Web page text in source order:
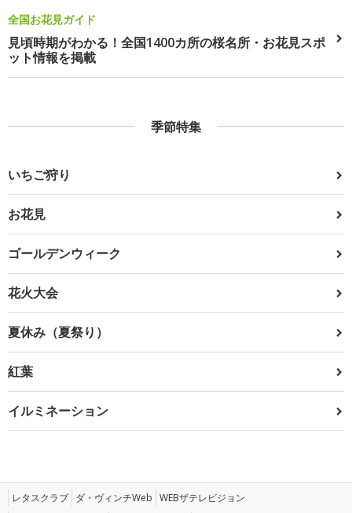
全国お花見ガイド
見頃時期がわかる！全国1400カ所の桜名所・お花見スポ
ット情報を掲載
季節特集
いちご狩り
お花見
ゴールデンウィーク
花火大会
夏休み（夏祭り）
紅葉
イルミネーション
レタスクラブ ダ・ヴィンチWeb WEBザテレビジョン